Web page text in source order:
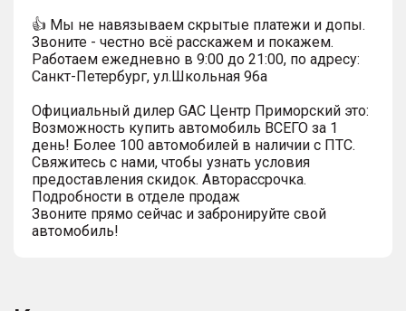
👍 Мы не навязываем скрытые платежи и допы.
Звоните - честно всё расскажем и покажем.
Работаем ежедневно в 9:00 до 21:00, по адресу:
Санкт-Петербург, ул.Школьная 96а
Официальный дилер GАС Центр Приморский это:
Возможность купить автомобиль ВСЕГО за 1
день! Более 100 автомобилей в наличии с ПТС.
Свяжитесь с нами, чтобы узнать условия
предоставления скидок. Авторассрочка.
Подробности в отделе продаж
Звоните прямо сейчас и забронируйте свой
автомобиль!